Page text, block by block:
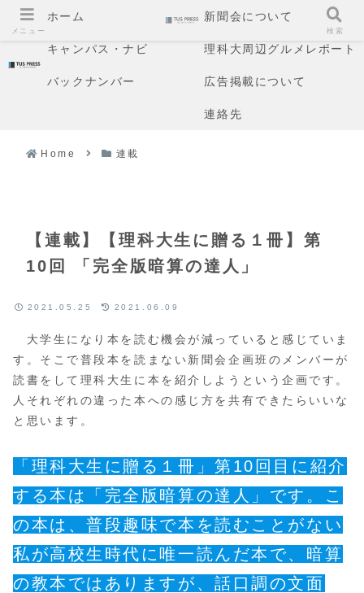
ホーム 新聞会について
キャンパス・ナビ 理科大周辺グルメレポート
バックナンバー 広告掲載について
連絡先
Home 連載
【連載】【理科大生に贈る１冊】第
10回 「完全版暗算の達人」
2021.05.25 2021.06.09
大学生になり本を読む機会が減っていると感じていま
す。そこで普段本を読まない新聞会企画班のメンバーが
読書をして理科大生に本を紹介しようという企画です。
人それぞれの違った本への感じ方を共有できたらいいな
と思います。
「理科大生に贈る１冊」第10回目に紹介
する本は「完全版暗算の達人」です。こ
の本は、普段趣味で本を読むことがない
私が高校生時代に唯一読んだ本で、暗算
の教本ではありますが、話口調の文面
メニュー 検索